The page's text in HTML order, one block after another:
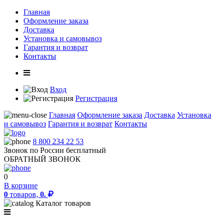
Главная
Оформление заказа
Доставка
Установка и самовывоз
Гарантия и возврат
Контакты
Вход
Регистрация
Главная Оформление заказа Доставка Установка
и самовывоз Гарантия и возврат Контакты
8 800 234 22 53
Звонок по России бесплатный
ОБРАТНЫЙ ЗВОНОК
0
В корзине
0 товаров, 0.
Каталог товаров